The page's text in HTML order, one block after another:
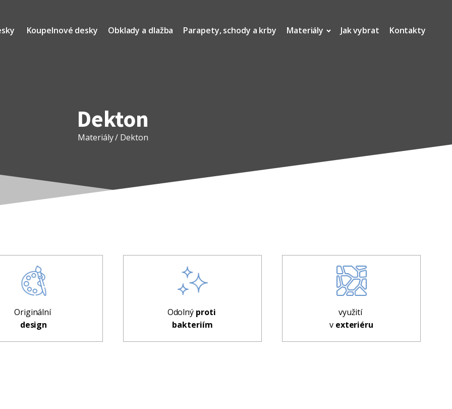
Koupelnové desky Obklady a dlažba Parapety, schody a krby Materiály Jak vybrat Kontakty
Dekton
Materiály/ Dekton
Originální
design
Odolný proti
bakteriím
využití
v exteriéru